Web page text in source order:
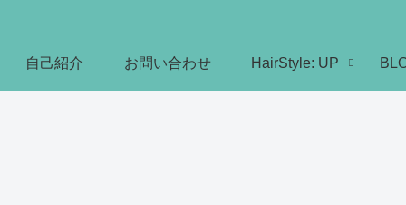
自己紹介 お問い合わせ HairStyle: UP